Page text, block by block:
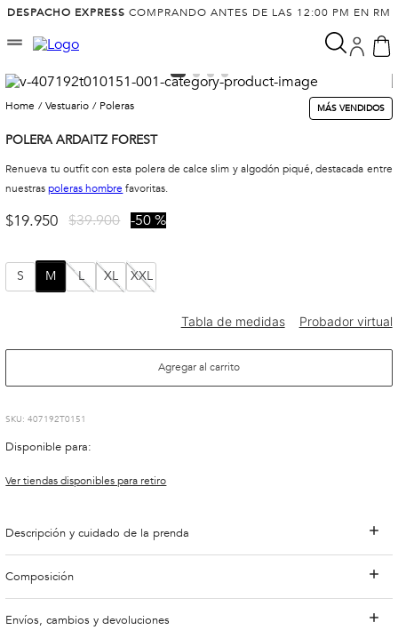
DESPACHO EXPRESS COMPRANDO ANTES DE LAS 12:00 PM EN RM
vestuario poleras MÁS VENDIDOS
POLERA ARDAITZ FOREST
Renueva tu outfit con esta polera de calce slim y algodón piqué, destacada entre
nuestraspoleras hombre favoritas.
$19.950 $39.900 50 %
S M L XL XXL
Agregar al carrito
:407192T0151
Disponible para:
Ver tiendas disponibles para retiro
Descripción y cuidado de la prenda
Composición
Envíos, cambios y devoluciones